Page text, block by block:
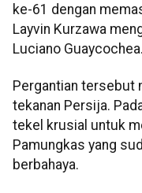
ke-61 dengan
Layvin Kurzawa
Luciano Guaycochea.
Pergantian tersebut
tekanan Persija.
tekel krusial untuk
Pamungkas yang
berbahaya.